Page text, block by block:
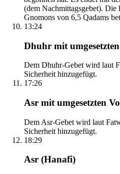
(dem Nachmittagsgebet). Die
Gnomons von 6,5 Qadams
13:24
Dhuhr mit
Dem Dhuhr-Gebet wird laut
Sicherheit hinzugefügt.
17:26
Asr mit umgesetzten
Dem Asr-Gebet wird laut
Sicherheit hinzugefügt.
18:29
Asr (Hanafi)